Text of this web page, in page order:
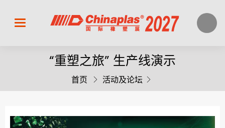
“重塑之旅” 生产线演示
首页 活动及论坛